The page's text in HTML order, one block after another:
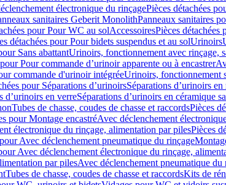
électronique du rinçagePièces détachées
sanitaires Geberit MonolithPanneaux sanitaires
pour Pour WC au solAccessoiresPièces détachées
détachées pour Pour bidets suspendus et au solUrinoirs
Sans abattantUrinoirs, fonctionnement avec rinçage,
Pour commande d’urinoir apparente ou à encastrer
commande d'urinoir intégréeUrinoirs, fonctionnement
pour Séparations d’urinoirsSéparations d’urinoirs
d’urinoirs en verreSéparations d’urinoirs en céramique
Tubes de chasse, coudes de chasse et raccordsPièces
pour Montage encastréAvec déclenchement
électronique du rinçage, alimentation par pilesPièces
Avec déclenchement pneumatique du rinçage
Avec déclenchement électronique du rinçage,
par pilesAvec déclenchement pneumatique du
Tubes de chasse, coudes de chasse et raccordsKits de